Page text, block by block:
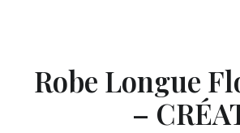
Robe Longue
–